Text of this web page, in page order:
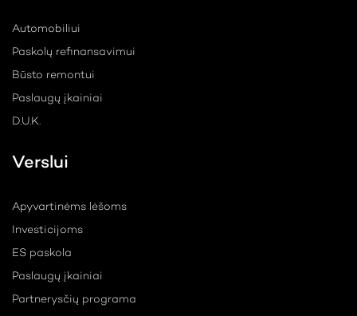
Automobiliui
Paskolų refinansavimui
Būsto remontui
Paslaugų įkainiai
D.U.K.
Verslui
Apyvartinėms lėšoms
Investicijoms
ES paskola
Paslaugų įkainiai
Partnerysčių programa